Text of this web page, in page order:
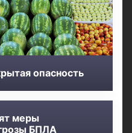
опасность
меры
БПЛА